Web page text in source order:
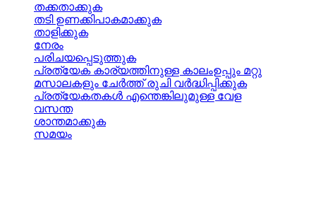
തക്കതാക്കുക
തടി ഉണക്കിപാകമാക്കുക
താളിക്കുക
നേരം
പരിചയപ്പെടുത്തുക
പ്രത്യേക കാര്യത്തിനുള്ള കാലംഉപ്പും മറ്റു
മസാലകളും ചേര്‍ത്ത് രുചി വര്‍ദ്ധിപ്പിക്കുക
പ്രത്യേകതകള്‍ എന്തെങ്കിലുമുള്ള വേള
വസന്ത
ശാന്തമാക്കുക
സമയം